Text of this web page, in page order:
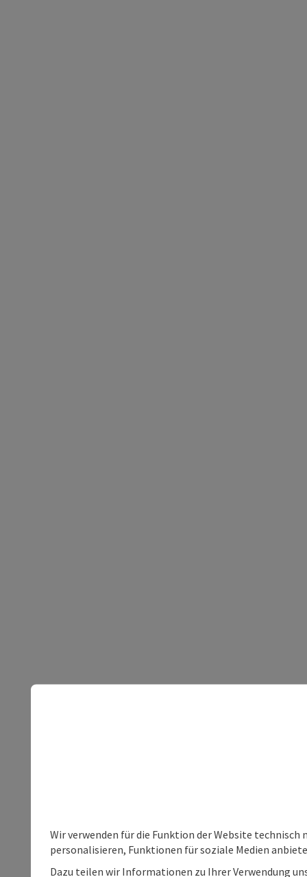
Wir verwenden für die Funktion der Website
personalisieren, Funktionen für soziale Medien
Dazu teilen wir Informationen zu Ihrer Verwendung